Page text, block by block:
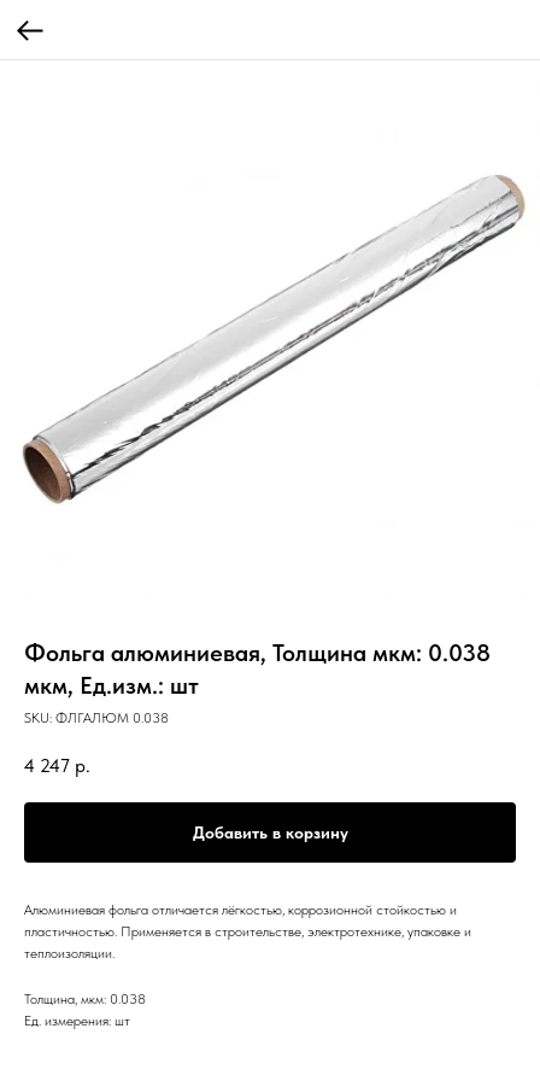
Фольга алюминиевая, Толщина мкм: 0.038
мкм, Ед.изм.: шт
SKU: ФЛГАЛЮМ 0.038
4 247 р.
Добавить в корзину
Алюминиевая фольга отличается лёгкостью, коррозионной стойкостью и
пластичностью. Применяется в строительстве, электротехнике, упаковке и
теплоизоляции.
Толщина, мкм: 0.038
Ед. измерения: шт